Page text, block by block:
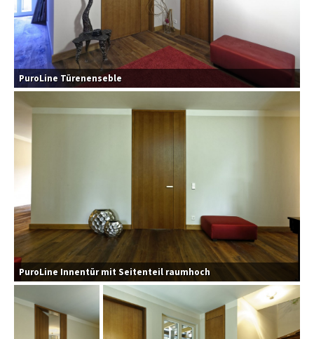
PuroLine Türenenseble
PuroLine Innentür mit Seitenteil raumhoch